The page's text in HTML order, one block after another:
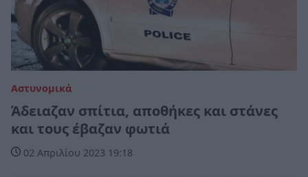
Αστυνομικά
Άδειαζαν σπίτια, αποθήκες και στάνες
και τους έβαζαν φωτιά
02 Απριλίου 2023 19:18